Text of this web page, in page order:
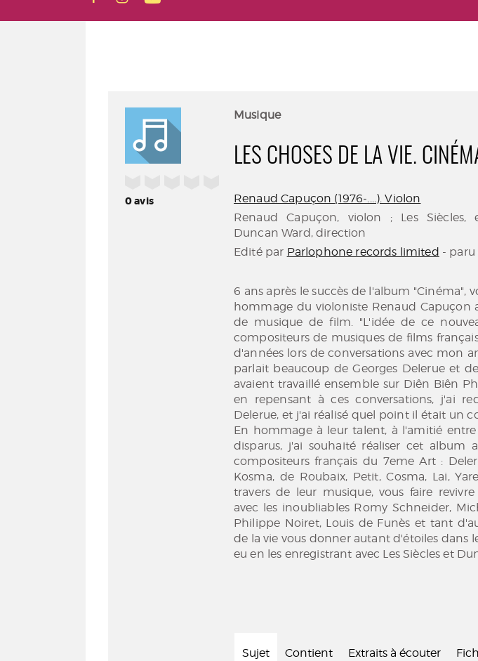
0avis
Musique
LES CHOSES DE LA VIE.
Renaud Capuçon (1976-....). Violon
Renaud Capuçon, violon ; Les Siècles,
Duncan Ward, direction
Edité par Parlophone records limited - paru
6 ans après le succès de l'album "Cinéma",
hommage du violoniste Renaud Capuçon
de musique de film. "L'idée de ce
compositeurs de musiques de films
d'années lors de conversations avec mon
parlait beaucoup de Georges Delerue et
avaient travaillé ensemble sur Diên Biên
en repensant à ces conversations, j'ai
Delerue, et j'ai réalisé quel point il était un
En hommage à leur talent, à l'amitié
disparus, j'ai souhaité réaliser cet album
compositeurs français du 7eme Art :
Kosma, de Roubaix, Petit, Cosma, Lai,
travers de leur musique, vous faire
avec les inoubliables Romy Schneider,
Philippe Noiret, Louis de Funès et tant
de la vie vous donner autant d'étoiles dans
eu en les enregistrant avec Les Siècles et
Sujet Contient Extraits à écouter